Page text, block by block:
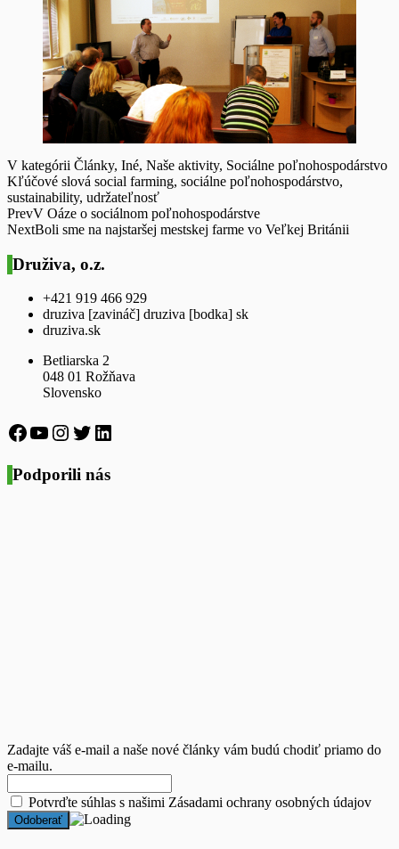
V kategórii Články, Iné, Naše aktivity, Sociálne poľnohospodárstvo
Kľúčové slová social farming, sociálne poľnohospodárstvo,
sustainability, udržateľnosť
PrevV Oáze o sociálnom poľnohospodárstve
NextBoli sme na najstaršej mestskej farme vo Veľkej Británii
Druživa, o.z.
+421 919 466 929
druziva [zavináč] druziva [bodka] sk
druziva.sk
Betliarska 2
048 01 Rožňava
Slovensko
https://www.facebook.com/druziva
https://www.youtube.com/channel/
https://www.instagram.com/druziva_oz/
https://twitter.com/druziva
LinkedIn
Podporili nás
Zadajte váš e-mail a naše nové články vám budú chodiť priamo do
e-mailu.
Potvrďte súhlas s našimi Zásadami ochrany osobných údajov